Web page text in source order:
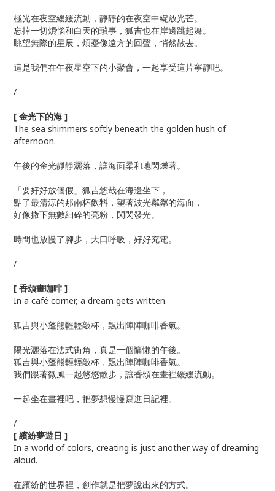
極光在夜空緩緩流動，靜靜的在夜空中綻放光芒。
忘掉一切煩惱和白天的瑣事，狐吉也在岸邊跳起舞。
眺望無際的星辰，煩憂像遠方的回聲，悄然散去。
這是我們在午夜星空下的小聚會，一起享受這片寧靜吧。
/
[ 金光下的海 ]
The sea shimmers softly beneath the golden hush of
afternoon.
午後的金光靜靜灑落，讓海面柔和地閃爍著。
「要好好放個假」狐吉悠哉在海邊坐下，
點了最清涼的那兩杯飲料，望著波光粼粼的海面，
好像撒下無數細碎的亮粉，閃閃發光。
時間也放慢了腳步，大口呼吸，好好充電。
/
[ 香頌畫咖啡 ]
In a café corner, a dream gets written.
狐吉與小蓬熊輕輕敲杯，飄出陣陣咖啡香氣。
陽光灑落在法式街角，真是一個慵懶的午後。
狐吉與小蓬熊輕輕敲杯，飄出陣陣咖啡香氣。
我們跟著微風一起悠悠散步，讓香頌在畫裡緩緩流動。
一起坐在畫裡吧，把夢想慢慢寫進日記裡。
/
[ 繽紛夢遊日 ]
In a world of colors, creating is just another way of dreaming
aloud.
在繽紛的世界裡，創作就是把夢說出來的方式。